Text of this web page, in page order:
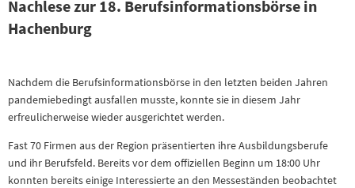
Nachlese zur 18. Berufsinformationsbörse in
Hachenburg
Nachdem die Berufsinformationsbörse in den letzten beiden Jahren
pandemiebedingt ausfallen musste, konnte sie in diesem Jahr
erfreulicherweise wieder ausgerichtet werden.
Fast 70 Firmen aus der Region präsentierten ihre Ausbildungsberufe
und ihr Berufsfeld. Bereits vor dem offiziellen Beginn um 18:00 Uhr
konnten bereits einige Interessierte an den Messeständen beobachtet